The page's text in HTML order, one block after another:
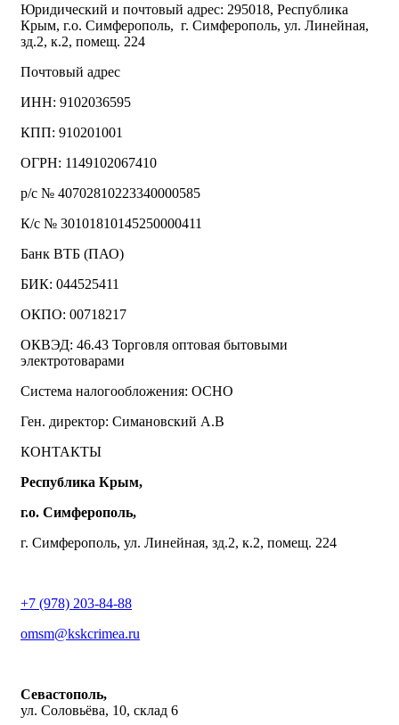
Юридический и почтовый адрес: 295018, Республика
Крым, г.о. Симферополь, г. Симферополь, ул. Линейная,
зд.2, к.2, помещ. 224
Почтовый адрес
ИНН: 9102036595
КПП: 910201001
ОГРН: 1149102067410
р/с № 40702810223340000585
К/с № 30101810145250000411
Банк ВТБ (ПАО)
БИК: 044525411
ОКПО: 00718217
ОКВЭД: 46.43 Торговля оптовая бытовыми
электротоварами
Система налогообложения: ОСНО
Ген. директор: Симановский А.В
КОНТАКТЫ
Республика Крым,
г.о. Симферополь,
г. Симферополь, ул. Линейная, зд.2, к.2, помещ. 224
+7 (978) 203-84-88
omsm@kskcrimea.ru
Севастополь,
ул. Соловьёва, 10, склад 6